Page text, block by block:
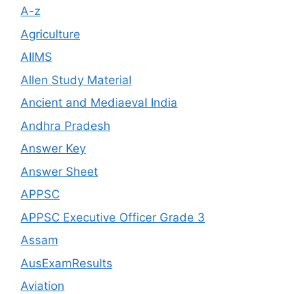
A-z
Agriculture
AIIMS
Allen Study Material
Ancient and Mediaeval India
Andhra Pradesh
Answer Key
Answer Sheet
APPSC
APPSC Executive Officer Grade 3
Assam
AusExamResults
Aviation